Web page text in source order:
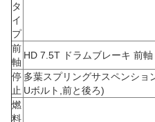
タ
イ
プ
前
軸
HD 7.5T ドラムブレーキ 前軸
停
止
多葉スプリングサスペンショ
Uボルト,前と後ろ)
燃
料